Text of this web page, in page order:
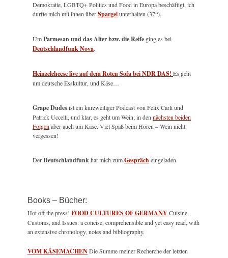
Demokratie, LGBTQ+ Politics und Food in Europa beschäftigt, ich
durfte mich mit ihnen überSpargelunterhalten (37“).
UmParmesan und das Alter bzw. die Reife ging es bei
Deutschlandfunk Nova.
Heinzelcheese live auf dem Roten Sofa bei NDR DAS! Es geht
um deutsche Esskultur, und Käse…
Grape Dudesist ein kurzweiliger Podcast von Felix Carli und
Patrick Uccelli, und klar, es geht um Wein; in den nächsten beiden
Folgen aber auch um Käse. Viel Spaß beim Hören – Wein nicht
vergessen!
DerDeutschlandfunkhat mich zumGesprächeingeladen.
Books – Bücher:
Hot off the press! FOOD CULTURES OF GERMANYCuisine,
Customs, and Issues: a concise, comprehensible and yet easy read, with
an extensive chronology, notes and bibliography.
VOM KÄSEMACHENDie Summe meiner Recherche der letzten